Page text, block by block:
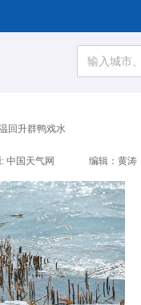
回升群鸭戏水
中国天气网 编辑：黄涛